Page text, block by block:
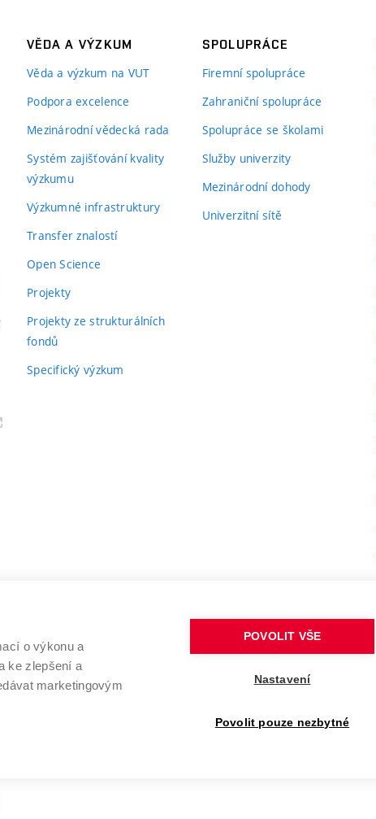
VĚDA A VÝZKUM
Věda a výzkum na VUT
Podpora excelence
Mezinárodní vědecká rada
Systém zajišťování kvality
výzkumu
Výzkumné infrastruktury
Transfer znalostí
Open Science
Projekty
Projekty ze strukturálních
fondů
Specifický výzkum
SPOLUPRÁCE
Firemní spolupráce
Zahraniční spolupráce
Spolupráce se školami
Služby univerzity
Mezinárodní dohody
Univerzitní sítě
V BRNĚ
o výkonu a
ke zlepšení a
marketingovým
POVOLIT VŠE
Nastavení
Povolit pouze nezbytné